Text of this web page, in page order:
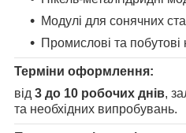
Модулі для сонячних
Промислові та побутові
Терміни оформлення:
від 3 до 10 робочих днів,
та необхідних випробувань.